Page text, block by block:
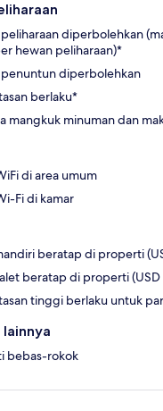
diperbolehkan
hewan peliharaan)*
diperbolehkan
berlaku*
mangkuk minuman dan
di area umum
Fi di kamar
beratap di properti
beratap di properti
tinggi berlaku untuk
bebas-rokok